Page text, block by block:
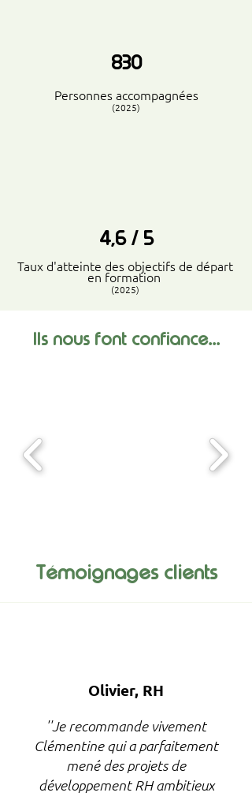
830
Personnes accompagnées
(2025)
4,6 / 5
Taux d'atteinte des objectifs de départ
en formation
(2025)
Ils nous font confiance...
Témoignages clients
Olivier, RH
''Je recommande vivement
Clémentine qui a parfaitement
mené des projets de
développement RH ambitieux